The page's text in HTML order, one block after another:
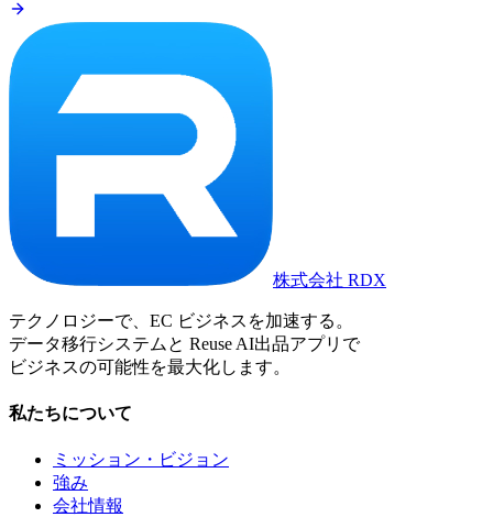
株式会社 RDX
テクノロジーで、EC ビジネスを加速する。
データ移行システムと Reuse AI出品アプリで
ビジネスの可能性を最大化します。
私たちについて
ミッション・ビジョン
強み
会社情報